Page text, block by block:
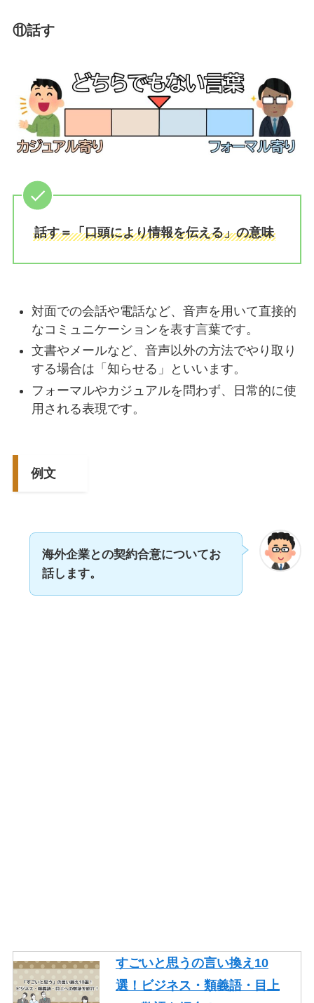
⑪話す
話す＝「口頭により情報を伝える」の意味
対面での会話や電話など、音声を用いて直接的
なコミュニケーションを表す言葉です。
文書やメールなど、音声以外の方法でやり取り
する場合は「知らせる」といいます。
フォーマルやカジュアルを問わず、日常的に使
用される表現です。
例文
海外企業との契約合意についてお
話します。
すごいと思うの言い換え10
選！ビジネス・類義語・目上